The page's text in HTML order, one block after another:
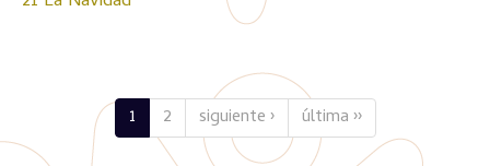
1 2 siguiente › última ››